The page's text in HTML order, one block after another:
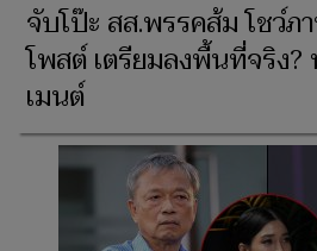
จับโป๊ะ สส.พรรคส้ม โชว์ภ
โพสต์ เตรียมลงพื้นที่จริง?
เมนต์